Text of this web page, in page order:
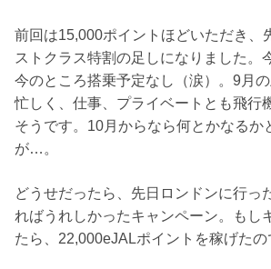
前回は15,000ポイントほどいただき、
ストクラス特割の足しになりました。
今のところ搭乗予定なし（涙）。9月
忙しく、仕事、プライベートとも飛行
そうです。10月からなら何とかなるか
が…。
どうせだったら、先日ロンドンに行っ
ればうれしかったキャンペーン。もし
たら、22,000eJALポイントを稼げたの